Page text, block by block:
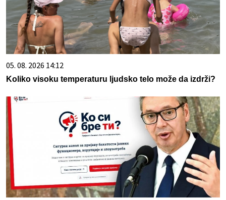
05. 08. 2026 14:12
Koliko visoku temperaturu ljudsko telo može da izdrži?